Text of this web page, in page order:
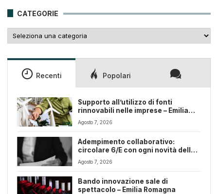
CATEGORIE
Recenti Popolari
Supporto all’utilizzo di fonti
rinnovabili nelle imprese – Emilia
Romagna
Agosto 7, 2026
Adempimento collaborativo:
circolare 6/E con ogni novità della
riforma fiscale
Agosto 7, 2026
Bando innovazione sale di
spettacolo – Emilia Romagna